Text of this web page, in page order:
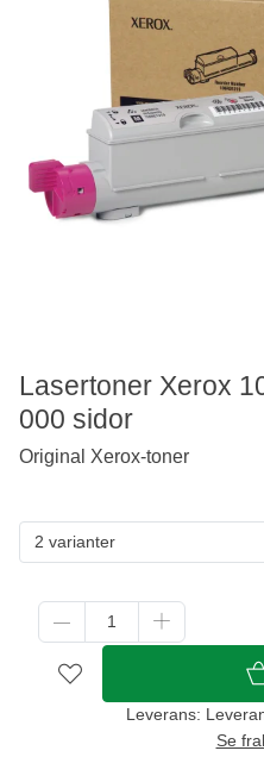
2 varianter
Leverans:
Se
Lasertoner Xerox
000 sidor
Original Xerox-toner